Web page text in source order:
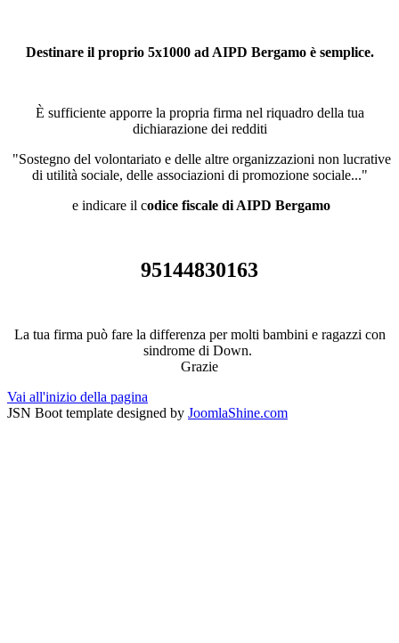
Destinare il proprio 5x1000 ad AIPD Bergamo è semplice.
È sufficiente apporre la propria firma nel riquadro della tua
dichiarazione dei redditi
"Sostegno del volontariato e delle altre organizzazioni non lucrative
di utilità sociale, delle associazioni di promozione sociale..."
e indicare il codice fiscale di AIPD Bergamo
95144830163
La tua firma può fare la differenza per molti bambini e ragazzi con
sindrome di Down.
Grazie
Vai all'inizio della pagina
JSN Boot template designed by JoomlaShine.com